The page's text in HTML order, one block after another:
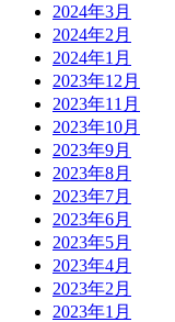
2024年3月
2024年2月
2024年1月
2023年12月
2023年11月
2023年10月
2023年9月
2023年8月
2023年7月
2023年6月
2023年5月
2023年4月
2023年2月
2023年1月